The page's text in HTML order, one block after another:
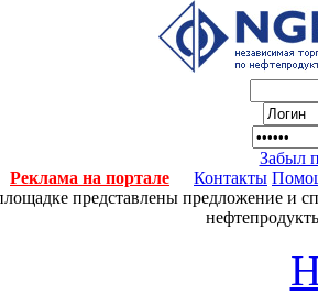
Забыл
Реклама на портале
Контакты
представлены предложение и